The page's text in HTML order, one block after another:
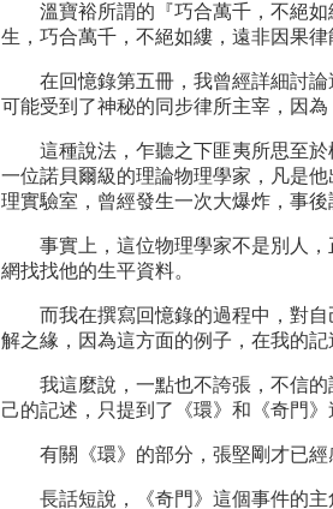
溫寶裕所謂的『巧合萬千，不絕如
生，巧合萬千，不絕如縷，遠非因果
在回憶錄第五冊，我曾經詳細討論
可能受到了神秘的同步律所主宰，因
這種說法，乍聽之下匪夷所思至於
一位諾貝爾級的理論物理學家，凡是
理實驗室，曾經發生一次大爆炸，事
事實上，這位物理學家不是別人，
網找找他的生平資料。
而我在撰寫回憶錄的過程中，對自
解之緣，因為這方面的例子，在我的
我這麼說，一點也不誇張，不信的
己的記述，只提到了《環》和《奇門
有關《環》的部分，張堅剛才已經
長話短說，《奇門》這個事件的主